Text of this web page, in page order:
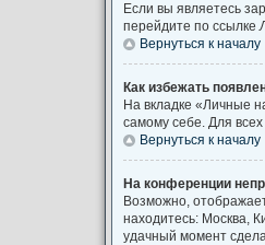
Если вы являетесь
перейдите по ссылке
Вернуться к началу
Как избежать
На вкладке «Личные
самому себе. Для
Вернуться к началу
На конференции
Возможно,
находитесь: Москва,
удачный момент